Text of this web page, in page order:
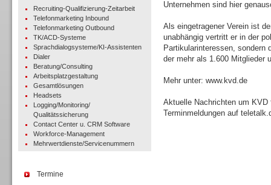
Recruiting-Qualifizierung-Zeitarbeit
Telefonmarketing Inbound
Telefonmarketing Outbound
TK/ACD-Systeme
Sprachdialogsysteme/KI-Assistenten
Dialer
Beratung/Consulting
Arbeitsplatzgestaltung
Gesamtlösungen
Headsets
Logging/Monitoring/
Qualitätssicherung
Contact Center u. CRM Software
Workforce-Management
Mehrwertdienste/Servicenummern
Termine
Unternehmen sind hier
Als eingetragener Verein ist
unabhängig vertritt er in der
Partikularinteressen, sondern
der mehr als 1.600 Mitglieder
Mehr unter: www.kvd.de
Aktuelle Nachrichten um
Terminmeldungen auf